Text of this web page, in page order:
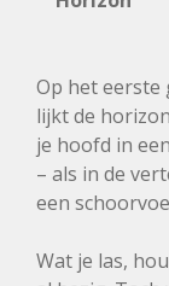
Op het eerste
lijkt de
je hoofd in
– als in de
een
Wat je las,